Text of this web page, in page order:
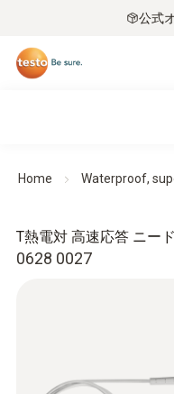
公式
Home Waterproof,
0628 0027
T熱電対 高速応答 ニー